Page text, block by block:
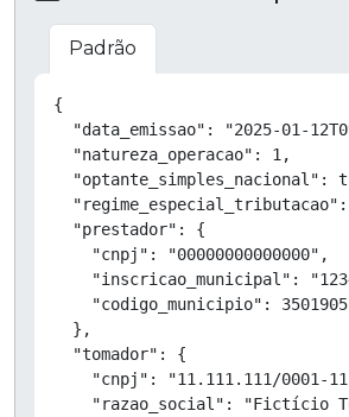
Padrão
{
"data_emissao": "2025-01-
  "natureza_operacao": 1,
"optante_simples_nacional":
"regime_especial_tributacao":
  "prestador": {
    "cnpj": "00000000000000",
"inscricao_municipal":
    "codigo_municipio": 3501905
  },
  "tomador": {
"cnpj": "11.111.111/0001-
"razao_social": "Fictício